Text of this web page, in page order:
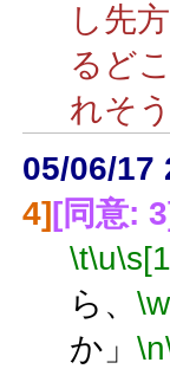
し先
るど
れそ
05/06/17
4] [同意:
\t\u
ら、
か」 \n